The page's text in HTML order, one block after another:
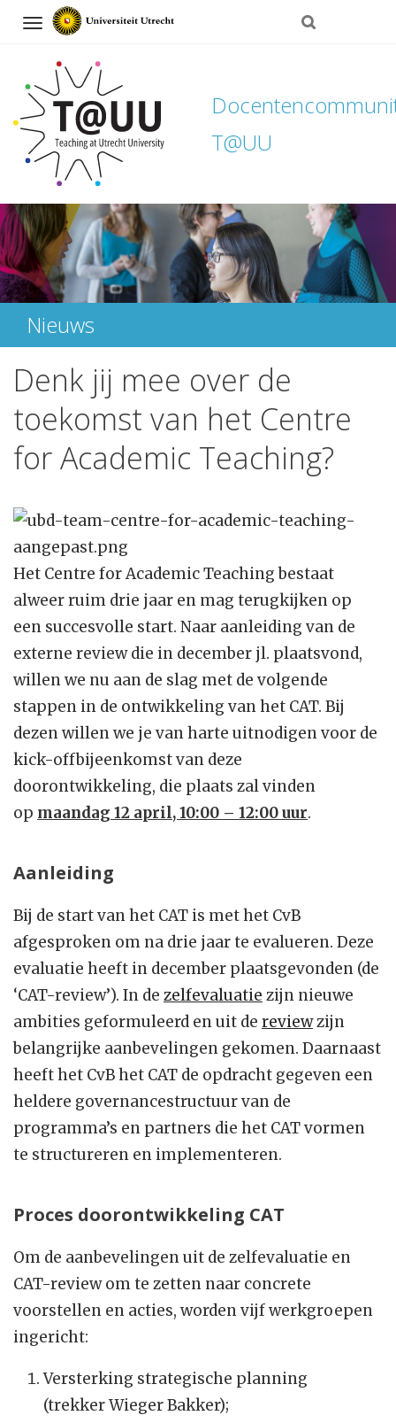
Navigation
T@UU
Direct
naar
het
inhoud
Nieuws
Denk jij mee over de
toekomst van het Centre
for Academic Teaching?
Het Centre for Academic Teaching bestaat
alweer ruim drie jaar en mag terugkijken op
een succesvolle start. Naar aanleiding van de
externe review die in december jl. plaatsvond,
willen we nu aan de slag met de volgende
stappen in de ontwikkeling van het CAT. Bij
dezen willen we je van harte uitnodigen voor de
kick-offbijeenkomst van deze
doorontwikkeling, die plaats zal vinden
op maandag 12 april, 10:00 – 12:00 uur.
Aanleiding
Bij de start van het CAT is met het CvB
afgesproken om na drie jaar te evalueren. Deze
evaluatie heeft in december plaatsgevonden (de
‘CAT-review’). In de zelfevaluatie zijn nieuwe
ambities geformuleerd en uit de reviewzijn
belangrijke aanbevelingen gekomen. Daarnaast
heeft het CvB het CAT de opdracht gegeven een
heldere governancestructuur van de
programma’s en partners die het CAT vormen
te structureren en implementeren.
Proces doorontwikkeling CAT
Om de aanbevelingen uit de zelfevaluatie en
CAT-review om te zetten naar concrete
voorstellen en acties, worden vijf werkgroepen
ingericht:
Versterking strategische planning
(trekker Wieger Bakker);